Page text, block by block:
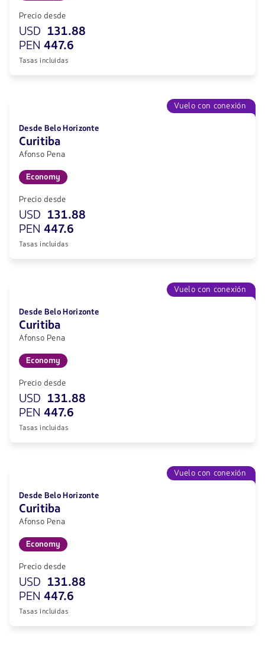
Precio desde
USD 131.88
PEN 447.6
Tasas incluidas
Vuelo con conexión
Desde Belo Horizonte
Curitiba
Afonso Pena
Economy
Precio desde
USD 131.88
PEN 447.6
Tasas incluidas
Vuelo con conexión
Desde Belo Horizonte
Curitiba
Afonso Pena
Economy
Precio desde
USD 131.88
PEN 447.6
Tasas incluidas
Vuelo con conexión
Desde Belo Horizonte
Curitiba
Afonso Pena
Economy
Precio desde
USD 131.88
PEN 447.6
Tasas incluidas